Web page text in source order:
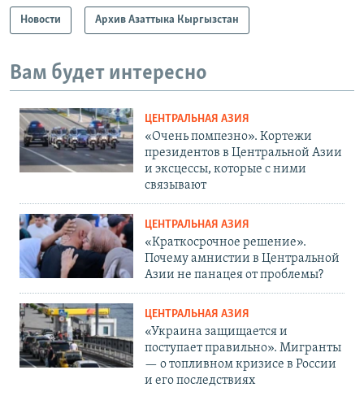
Новости Архив Азаттыка Кыргызстан
Вам будет интересно
ЦЕНТРАЛЬНАЯ АЗИЯ
«Очень помпезно». Кортежи
президентов в Центральной Азии
и эксцессы, которые с ними
связывают
ЦЕНТРАЛЬНАЯ АЗИЯ
«Краткосрочное решение».
Почему амнистии в Центральной
Азии не панацея от проблемы?
ЦЕНТРАЛЬНАЯ АЗИЯ
«Украина защищается и
поступает правильно». Мигранты
— о топливном кризисе в России
и его последствиях